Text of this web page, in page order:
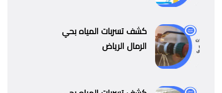
كشف تسربات المياه بحي
الرمال الرياض